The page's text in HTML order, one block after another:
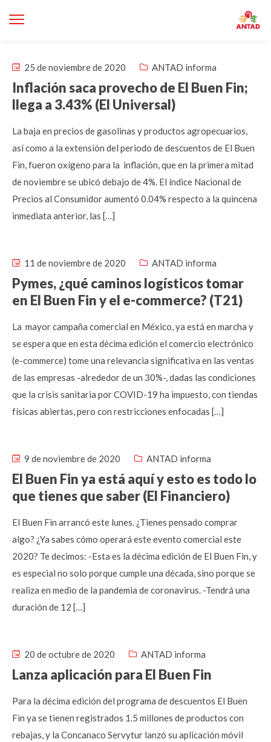
25 de noviembre de 2020 ANTAD informa
Inflación saca provecho de El Buen Fin;
llega a 3.43% (El Universal)
La baja en precios de gasolinas y productos agropecuarios,
así como a la extensión del periodo de descuentos de El Buen
Fin, fueron oxígeno para la inflación, que en la primera mitad
de noviembre se ubicó debajo de 4%. El índice Nacional de
Precios al Consumidor aumentó 0.04% respecto a la quincena
inmediata anterior, las […]
11 de noviembre de 2020 ANTAD informa
Pymes, ¿qué caminos logísticos tomar
en El Buen Fin y el e-commerce? (T21)
La mayor campaña comercial en México, ya está en marcha y
se espera que en esta décima edición el comercio electrónico
(e-commerce) tome una relevancia significativa en las ventas
de las empresas -alrededor de un 30%-, dadas las condiciones
que la crisis sanitaria por COVID-19 ha impuesto, con tiendas
físicas abiertas, pero con restricciones enfocadas […]
9 de noviembre de 2020 ANTAD informa
El Buen Fin ya está aquí y esto es todo lo
que tienes que saber (El Financiero)
El Buen Fin arrancó este lunes. ¿Tienes pensado comprar
algo? ¿Ya sabes cómo operará este evento comercial este
2020? Te decimos: -Esta es la décima edición de El Buen Fin, y
es especial no solo porque cumple una década, sino porque se
realiza en medio de la pandemia de coronavirus. -Tendrá una
duración de 12 […]
20 de octubre de 2020 ANTAD informa
Lanza aplicación para El Buen Fin
Para la décima edición del programa de descuentos El Buen
Fin ya se tienen registrados 1.5 millones de productos con
rebajas, y la Concanaco Servytur lanzó su aplicación móvil